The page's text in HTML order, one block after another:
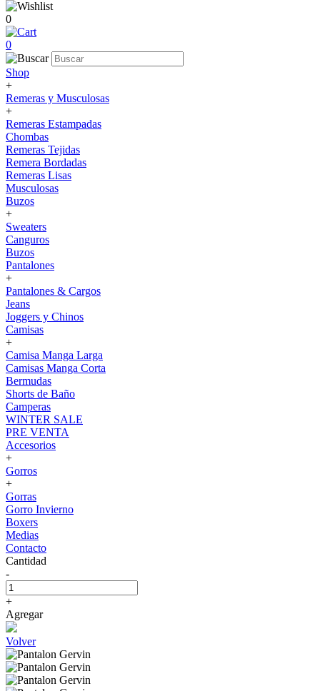
0
0
Shop
+
Remeras y Musculosas
+
Remeras Estampadas
Chombas
Remeras Tejidas
Remera Bordadas
Remeras Lisas
Musculosas
Buzos
+
Sweaters
Canguros
Buzos
Pantalones
+
Pantalones & Cargos
Jeans
Joggers y Chinos
Camisas
+
Camisa Manga Larga
Camisas Manga Corta
Bermudas
Shorts de Baño
Camperas
WINTER SALE
PRE VENTA
Accesorios
+
Gorros
+
Gorras
Gorro Invierno
Boxers
Medias
Contacto
Cantidad
-
+
Agregar
Volver